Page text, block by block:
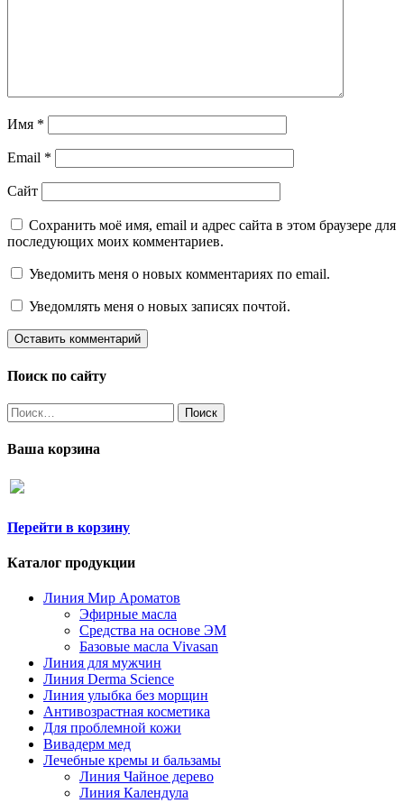
Имя *
Email *
Сайт
Сохранить моё имя, email и адрес сайта в этом браузере для
последующих моих комментариев.
Уведомить меня о новых комментариях по email.
Уведомлять меня о новых записях почтой.
Поиск по сайту
Найти:
Ваша корзина
Перейти в корзину
Каталог продукции
Линия Мир Ароматов
Эфирные масла
Средства на основе ЭМ
Базовые масла Vivasan
Линия для мужчин
Линия Derma Science
Линия улыбка без морщин
Антивозрастная косметика
Для проблемной кожи
Вивадерм мед
Лечебные кремы и бальзамы
Линия Чайное дерево
Линия Календула